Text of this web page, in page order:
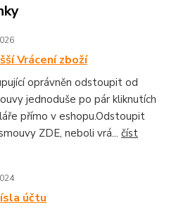
Vrácení zboží
oprávněn odstoupit od
jednoduše po pár kliknutích
přímo v eshopu.Odstoupit
ZDE, neboli vrá... číst
účtu